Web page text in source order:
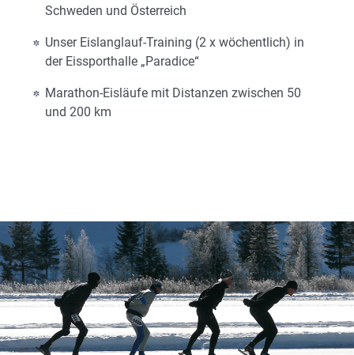
Schweden und Österreich
Unser Eislanglauf-Training (2 x wöchentlich) in
der Eissporthalle „Paradice“
Marathon-Eisläufe mit Distanzen zwischen 50
und 200 km